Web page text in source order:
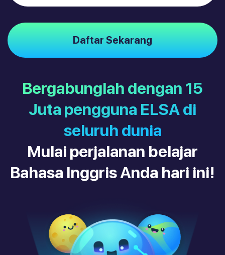
Daftar Sekarang
Bergabunglah dengan 15
Juta pengguna ELSA di
seluruh dunia
Mulai perjalanan belajar
Bahasa Inggris Anda hari ini!